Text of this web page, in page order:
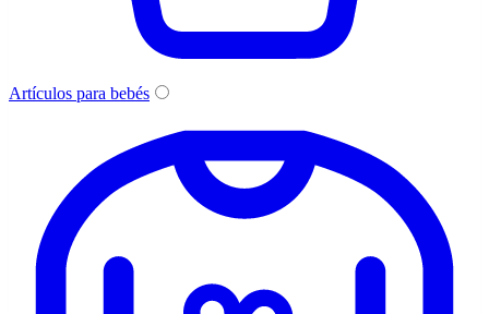
Artículos para bebés